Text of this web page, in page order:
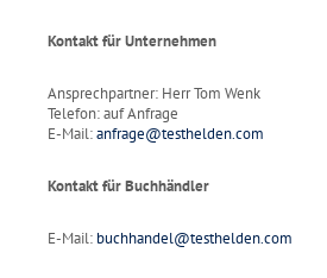
Kontakt für Unternehmen
Ansprechpartner: Herr Tom Wenk
Telefon: auf Anfrage
E-Mail:anfrage@testhelden.com
Kontakt für Buchhändler
E-Mail: buchhandel@testhelden.com